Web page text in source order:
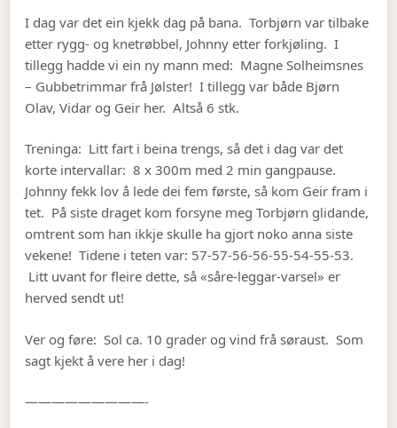
I dag var det ein kjekk dag på bana. Torbjørn var tilbake
etter rygg- og knetrøbbel, Johnny etter forkjøling. I
tillegg hadde vi ein ny mann med: Magne Solheimsnes
– Gubbetrimmar frå Jølster! I tillegg var både Bjørn
Olav, Vidar og Geir her. Altså 6 stk.
Treninga: Litt fart i beina trengs, så det i dag var det
korte intervallar: 8 x 300m med 2 min gangpause.
Johnny fekk lov å lede dei fem første, så kom Geir fram i
tet. På siste draget kom forsyne meg Torbjørn glidande,
omtrent som han ikkje skulle ha gjort noko anna siste
vekene! Tidene i teten var: 57-57-56-56-55-54-55-53.
Litt uvant for fleire dette, så «såre-leggar-varsel» er
herved sendt ut!
Ver og føre: Sol ca. 10 grader og vind frå søraust. Som
sagt kjekt å vere her i dag!
—————————-